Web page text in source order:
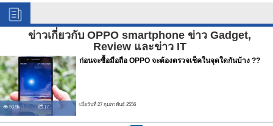
ข่าวเกี่ยวกับ OPPO smartphone ข่าว Gadget,
Review และข่าว IT
50.9k 17
ก่อนจะซื้อมือถือ OPPO จะต้องตรวจเช็คในจุดใดกันบ้าง ??
เมื่อวันที่ 27 กุมภาพันธ์ 2556